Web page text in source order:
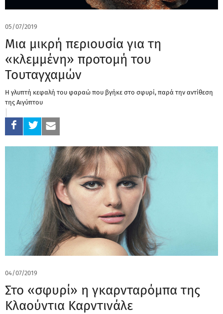
05/07/2019
Μια μικρή περιουσία για τη
«κλεμμένη» προτομή του
Τουταγχαμών
Η γλυπτή κεφαλή του φαραώ που βγήκε στο σφυρί, παρά την αντίθεση
της Αιγύπτου
04/07/2019
Στο «σφυρί» η γκαρνταρόμπα της
Κλαούντια Καρντινάλε